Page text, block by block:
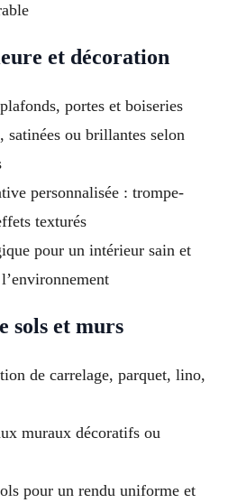
et décoration
portes et boiseries
satinées ou brillantes selon
personnalisée : trompe-
texturés
pour un intérieur sain et
sols et murs
de carrelage, parquet, lino,
muraux décoratifs ou
pour un rendu uniforme et